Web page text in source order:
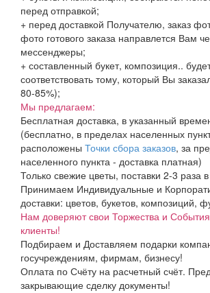
перед отправкой;
+ перед доставкой Получателю, заказ
фото готового заказа направлется Вам
мессенджеры;
+ составленный букет, композиция..
соответствовать тому, который Вы
80-85%);
Мы предлагаем:
Бесплатная доставка, в указанный
(бесплатно, в пределах населенных
расположены Точки сбора заказов, за
населенного пункта - доставка платная)
Только свежие цветы, поставки 2-3 раза
Принимаем Индивидуальные и
доставки: цветов, букетов, композиций,
Нам доверяют свои Торжества и
клиенты!
Подбираем и Доставляем подарки
госучреждениям, фирмам, бизнесу!
Оплата по Счёту на расчетный счёт.
закрывающие сделку документы!